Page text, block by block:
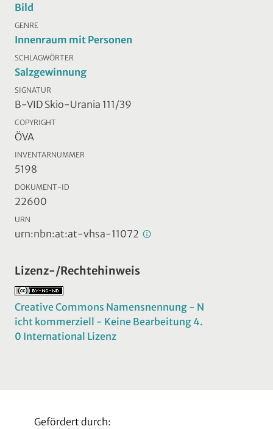
Bild
GENRE
Innenraum mit Personen
SCHLAGWÖRTER
Salzgewinnung
SIGNATUR
B-VID Skio-Urania 111/39
COPYRIGHT
ÖVA
INVENTARNUMMER
5198
DOKUMENT-ID
22600
URN
urn:nbn:at:at-vhsa-11072
Lizenz-/Rechtehinweis
Creative Commons Namensnennung - N
icht kommerziell - Keine Bearbeitung 4.
0 International Lizenz
Gefördert durch: